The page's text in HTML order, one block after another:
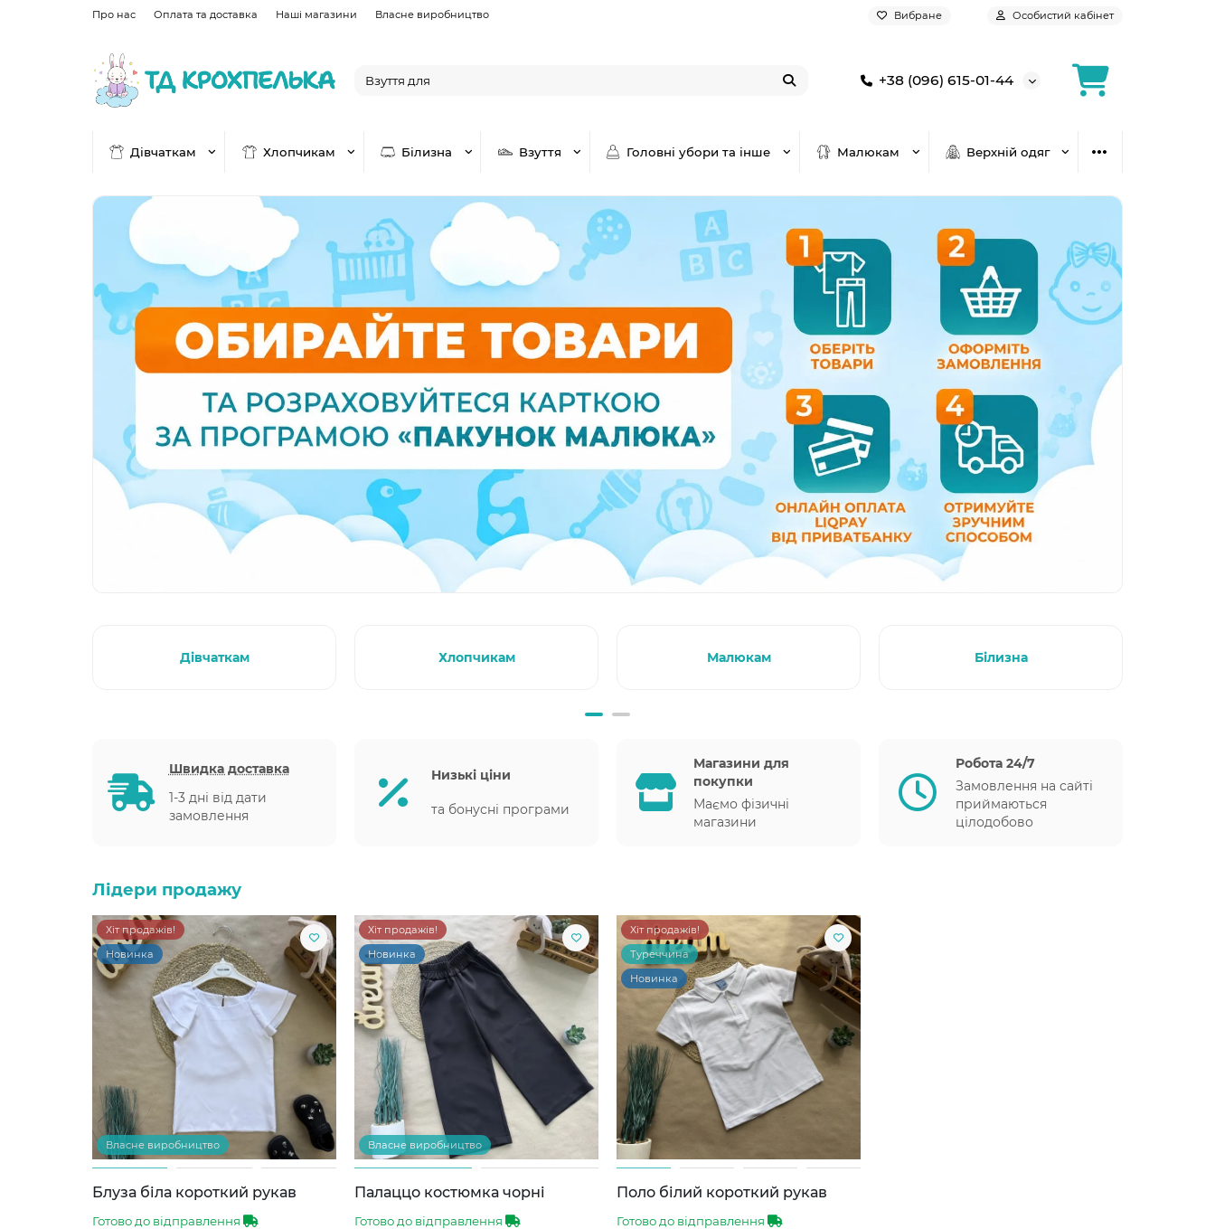
Про нас Оплата та доставка Наші магазини Власне виробництво Вибране Особистий кабінет
+38 (096) 615-01-44
Дівчаткам Хлопчикам Білизна Взуття Головні убори та інше Малюкам Верхній одяг
Дівчаткам Хлопчикам Малюкам Білизна
Швидка доставка
1-3 дні від дати
замовлення
Низькі ціни
та бонусні програми
Магазини для
покупки
Маємо фізичні
магазини
Робота 24/7
Замовлення на сайті
приймаються
цілодобово
Лідери продажу
Хіт продажів!
Новинка
Власне виробництво
Блуза біла короткий рукав
Готово до відправлення
Хіт продажів!
Новинка
Власне виробництво
Палаццо костюмка чорні
Готово до відправлення
Хіт продажів!
Туреччина
Новинка
Поло білий короткий рукав
Готово до відправлення